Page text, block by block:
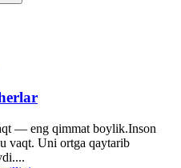
— eng qimmat boylik.Inson
vaqt. Uni ortga qaytarib